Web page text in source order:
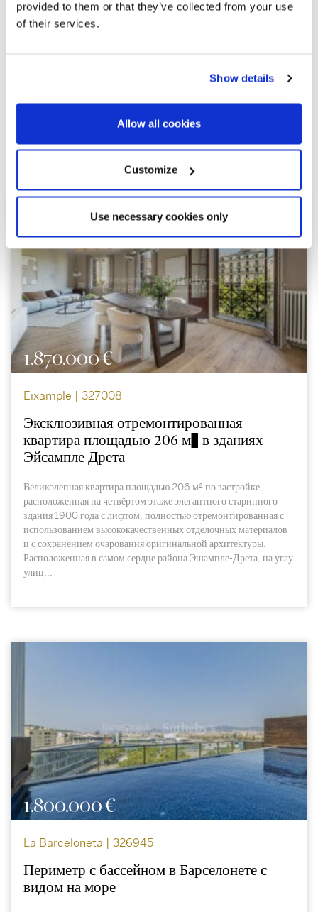
provided to them or that they’ve collected from your use
of their services.
Show details
Allow all cookies
Customize
Use necessary cookies only
Просмотреть другие похожие
объекты недвижимости
1.870.000 €
Eixample | 327008
Эксклюзивная отремонтированная
квартира площадью 206 м² в зданиях
Эйсампле Дрета
Великолепная квартира площадью 206 м² по застройке,
расположенная на четвёртом этаже элегантного старинного
здания 1900 года с лифтом, полностью отремонтированная с
использованием высококачественных отделочных материалов
и с сохранением очарования оригинальной архитектуры.
Расположенная в самом сердце района Эшампле-Дрета, на углу
улиц...
1.800.000 €
La Barceloneta | 326945
Периметр с бассейном в Барселонете с
видом на море